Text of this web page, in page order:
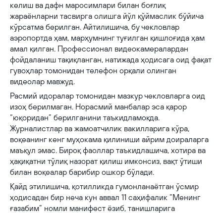
келиш ва дафн маросимлари билан боғлиқ
жараёнларни тасвирга олишга йўл қўймаслик бўйича
кўрсатма берилган. Айтилишича, бу чекловлар
аэропортда ҳам, марҳумнинг туғилган қишлоғида ҳам
амал қилган. Профессионал видеокамералардан
фойдаланиш тақиқланган, натижада ҳодисага оид фақат
гувоҳлар томонидан телефон орқали олинган
видеолар мавжуд.
Расмий идоралар томонидан мазкур чекловларга оид
изоҳ берилмаган. Норасмий манбалар эса қарор
“юқоридан” берилганини таъкидламоқда.
Журналистлар ва жамоатчилик вакилларига кўра,
воқеанинг кенг муҳокама қилиниши айрим доираларга
маъқул эмас. Бироқ фаоллар таъкидлашича, хотира ва
ҳақиқатни тўлиқ назорат қилиш имконсиз, вақт ўтиши
билан воқеалар барибир ошкор бўлади.
Қайд этилишича, қотилликда гумонланaётган ўсмир
ҳодисадан бир неча кун аввал 11 саҳифалик “Менинг
ғазабим” номли манифест ёзиб, танишларига